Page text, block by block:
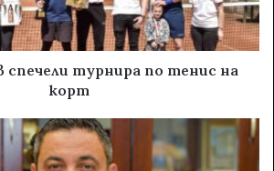
спечели турнира по тенис на
корт